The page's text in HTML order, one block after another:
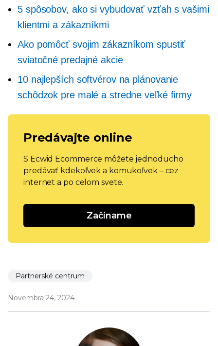
5 spôsobov, ako si vybudovať vzťah s vašimi
klientmi a zákazníkmi
Ako pomôcť svojim zákazníkom spustiť
sviatočné predajné akcie
10 najlepších softvérov na plánovanie
schôdzok pre malé a stredne veľké firmy
Predávajte online
S Ecwid Ecommerce môžete jednoducho
predávať kdekoľvek a komukoľvek – cez
internet a po celom svete.
Začíname
Partnerské centrum
Novembra 24, 2024